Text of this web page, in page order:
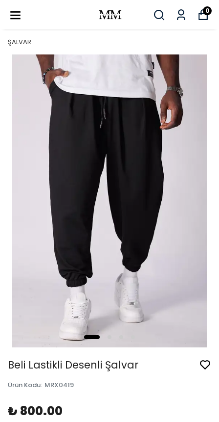
0
ŞALVAR
Beli Lastikli Desenli Şalvar
Ürün Kodu: MRX0419
₺ 800.00